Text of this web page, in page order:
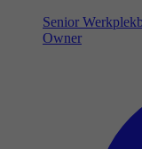
Senior
Owner